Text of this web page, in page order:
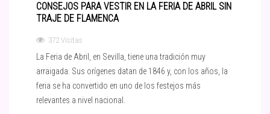
CONSEJOS PARA VESTIR EN LA FERIA DE ABRIL SIN
TRAJE DE FLAMENCA
372 Visitas
La Feria de Abril, en Sevilla, tiene una tradición muy
arraigada. Sus orígenes datan de 1846 y, con los años, la
feria se ha convertido en uno de los festejos más
relevantes a nivel nacional.